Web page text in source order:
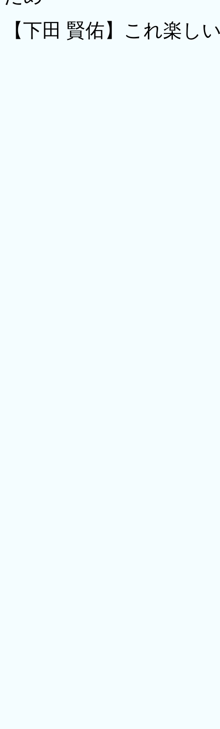
【下田 賢佑】これ楽し